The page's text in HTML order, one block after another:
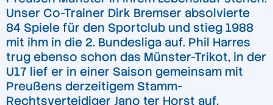
Unser Co-Trainer Dirk Bremser absolvierte
84 Spiele für den Sportclub und stieg 1988
mit ihm in die 2. Bundesliga auf. Phil Harres
trug ebenso schon das Münster-Trikot, in der
U17 lief er in einer Saison gemeinsam mit
Preußens derzeitigem Stamm-
Rechtsverteidiger Jano ter Horst auf.